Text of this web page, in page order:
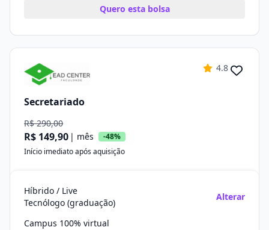
Quero esta bolsa
4.8
Secretariado
R$ 290,00
R$ 149,90 | mês
-48%
Início imediato após aquisição
Híbrido / Live
Tecnólogo (graduação)
Alterar
Campus 100% virtual